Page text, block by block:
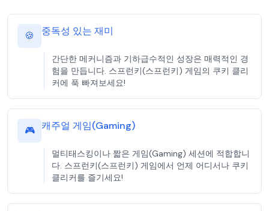
🍪 중독성 있는 재미
간단한 메커니즘과 기하급수적인 성장은 매력적인 경
험을 만듭니다. 스프런키(스프런키) 게임의 쿠키 클리
커에 푹 빠져보세요!
🎮 캐주얼 게임(Gaming)
멀티태스킹이나 짧은 게임(Gaming) 세션에 적합합니
다. 스프런키(스프런키) 게임에서 언제 어디서나 쿠키
클리커를 즐기세요!